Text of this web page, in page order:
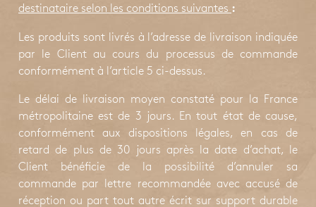
destinataire selon les conditions suivantes :
Les produits sont livrés à l’adresse de livraison indiquée
par le Client au cours du processus de commande
conformément à l’article 5 ci-dessus.
Le délai de livraison moyen constaté pour la France
métropolitaine est de 3 jours. En tout état de cause,
conformément aux dispositions légales, en cas de
retard de plus de 30 jours après la date d’achat, le
Client bénéficie de la possibilité d’annuler sa
commande par lettre recommandée avec accusé de
réception ou part tout autre écrit sur support durable